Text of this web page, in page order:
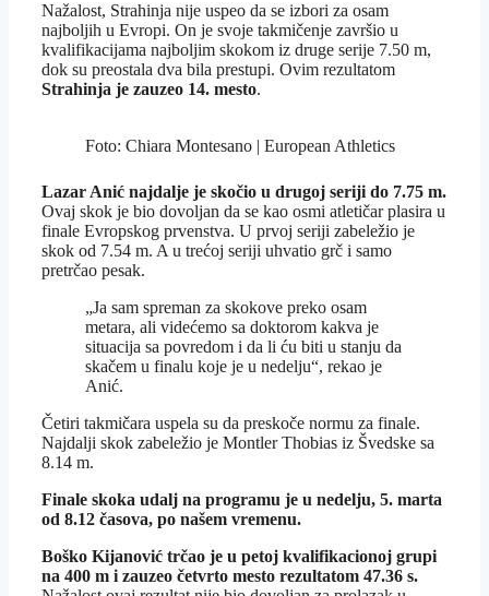
Nažalost, Strahinja nije uspeo da se izbori za osam
najboljih u Evropi. On je svoje takmičenje završio u
kvalifikacijama najboljim skokom iz druge serije 7.50 m,
dok su preostala dva bila prestupi. Ovim rezultatom
Strahinja je zauzeo 14. mesto.
Foto: Chiara Montesano | European Athletics
Lazar Anić najdalje je skočio u drugoj seriji do 7.75 m.
Ovaj skok je bio dovoljan da se kao osmi atletičar plasira u
finale Evropskog prvenstva. U prvoj seriji zabeležio je
skok od 7.54 m. A u trećoj seriji uhvatio grč i samo
pretrčao pesak.
„Ja sam spreman za skokove preko osam
metara, ali videćemo sa doktorom kakva je
situacija sa povredom i da li ću biti u stanju da
skačem u finalu koje je u nedelju“, rekao je
Anić.
Četiri takmičara uspela su da preskoče normu za finale.
Najdalji skok zabeležio je Montler Thobias iz Švedske sa
8.14 m.
Finale skoka udalj na programu je u nedelju, 5. marta
od 8.12 časova, po našem vremenu.
Boško Kijanović trčao je u petoj kvalifikacionoj grupi
na 400 m i zauzeo četvrto mesto rezultatom 47.36 s.